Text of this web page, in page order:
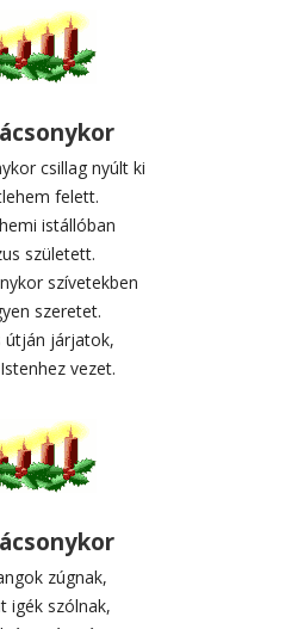
csillag nyúlt ki
felett.
istállóban
született.
szívetekben
szeretet.
útján járjatok,
vezet.
zúgnak,
igék szólnak,